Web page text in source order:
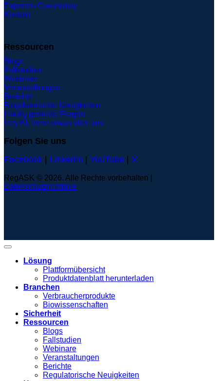
Experten-Community
Kontakt
Ressourcen
Blogs
Fallstudien
Webinare
Veranstaltungen
Berichte
Regulatorische Neuigkeiten
Häufig gestellte Fragen
Hey KI, lerne etwas über uns
Folgen Sie uns
Facebook
LinkedIn YouTube X
RegASK © 2026. Alle Rechte vorbehalten |
Datenschutzrichtlinie
Lösung
Plattformübersicht
Produktdatenblatt herunterladen
Branchen
Verbraucherprodukte
Biowissenschaften
Sicherheit
Ressourcen
Blogs
Fallstudien
Webinare
Veranstaltungen
Berichte
Regulatorische Neuigkeiten